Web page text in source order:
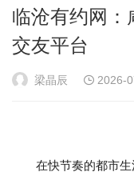
临沧有约网：
交友平台
梁晶辰 2026-
在快节奏的都市生